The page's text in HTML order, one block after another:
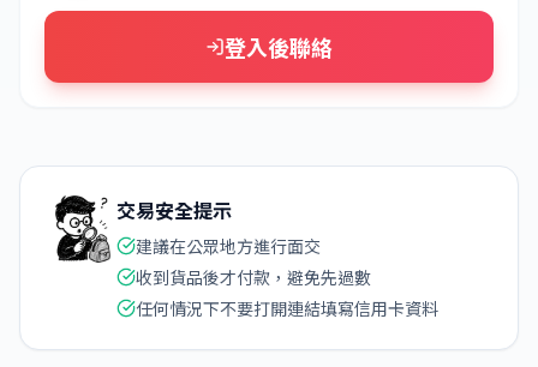
登入後聯絡
交易安全提示
建議在公眾地方進行面交
收到貨品後才付款，避免先過數
任何情況下不要打開連結填寫信用卡資料